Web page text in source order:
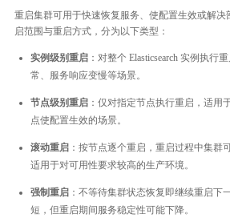
重启集群可用于快速恢复服务、使配置生效或解决
启范围与重启方式，分为以下类型：
实例级别重启 ：对整个 Elasticsearch 实例执行
常、服务响应变慢等场景。
节点级别重启 ：仅对指定节点执行重启，适用
点使配置生效的场景。
滚动重启 ：按节点逐个重启，重启过程中集群
适用于对可用性要求较高的生产环境。
强制重启 ：不等待集群状态恢复即继续重启下
短，但重启期间服务稳定性可能下降。